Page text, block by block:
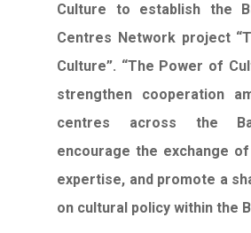
Culture to establish the
Centres Network project
Culture”. “The Power of
strengthen cooperation
centres across the
encourage the exchange
expertise, and promote a
on cultural policy within the